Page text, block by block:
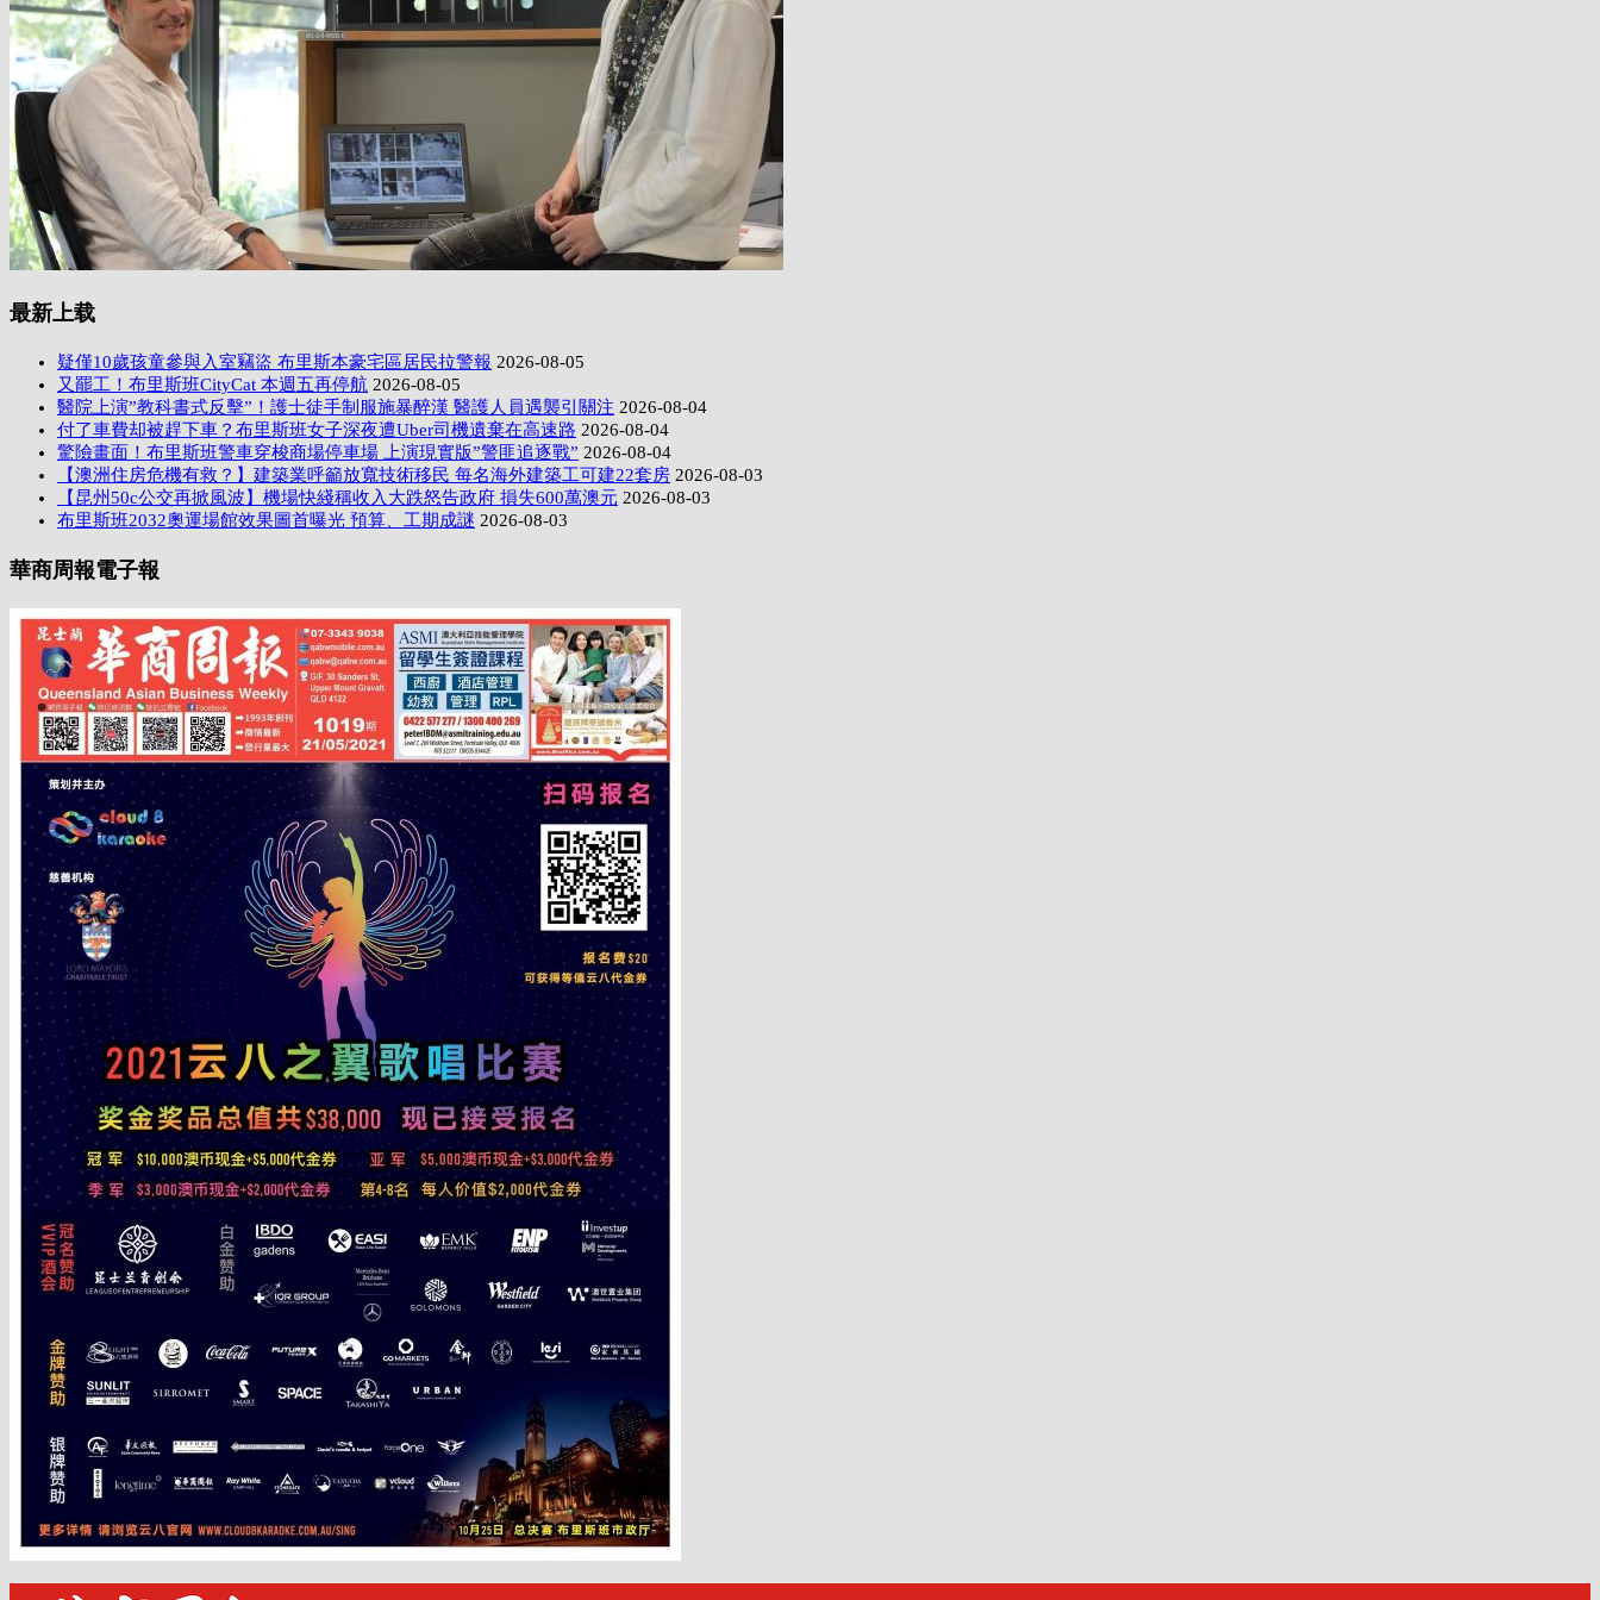
最新上载
疑僅10歲孩童參與入室竊盜 布里斯本豪宅區居民拉警報 2026-08-05
又罷工！布里斯班CityCat 本週五再停航 2026-08-05
醫院上演”教科書式反擊”！護士徒手制服施暴醉漢 醫護人員遇襲引關注 2026-08-04
付了車費却被趕下車？布里斯班女子深夜遭Uber司機遺棄在高速路 2026-08-04
驚險畫面！布里斯班警車穿梭商場停車場 上演現實版”警匪追逐戰” 2026-08-04
【澳洲住房危機有救？】建築業呼籲放寬技術移民 每名海外建築工可建22套房 2026-08-03
【昆州50c公交再掀風波】機場快綫稱收入大跌怒告政府 損失600萬澳元 2026-08-03
布里斯班2032奧運場館效果圖首曝光 預算、工期成謎 2026-08-03
華商周報電子報